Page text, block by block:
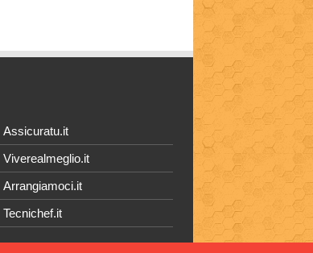
Assicuratu.it
Viverealmeglio.it
Arrangiamoci.it
Tecnichef.it